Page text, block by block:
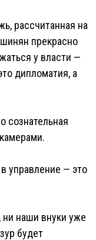
рассчитанная на
прекрасно
у власти —
дипломатия, а
сознательная
управление — это
ни наши внуки уже
будет